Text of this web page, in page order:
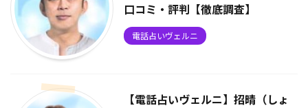
口コミ・評判【徹底調査】
電話占いヴェルニ
【電話占いヴェルニ】招晴（しょ